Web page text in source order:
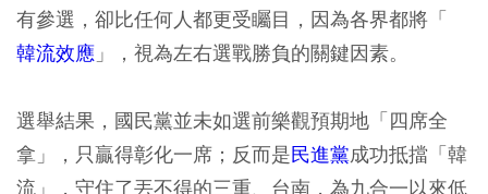
有參選，卻比任何人都更受矚目，因為各界都將「
韓流效應 」，視為左右選戰勝負的關鍵因素。
選舉結果，國民黨並未如選前樂觀預期地「四席全
拿」，只贏得彰化一席；反而是民進黨成功抵擋「韓
流」，守住了丟不得的三重、台南，為九合一以來低